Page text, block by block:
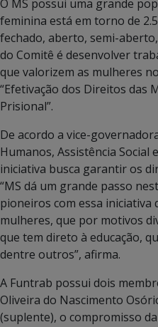
O MS possui uma grande
feminina está em torno de
fechado, aberto, semi-
do Comitê é desenvolver
que valorizem as mulheres
“Efetivação dos Direitos das
Prisional”.
De acordo a vice-
Humanos, Assistência Social
iniciativa busca garantir os
“MS dá um grande passo
pioneiros com essa iniciativa
mulheres, que por motivos
que tem direto à educação,
dentre outros”, afirma.
A Funtrab possui dois
Oliveira do Nascimento
(suplente), o compromisso